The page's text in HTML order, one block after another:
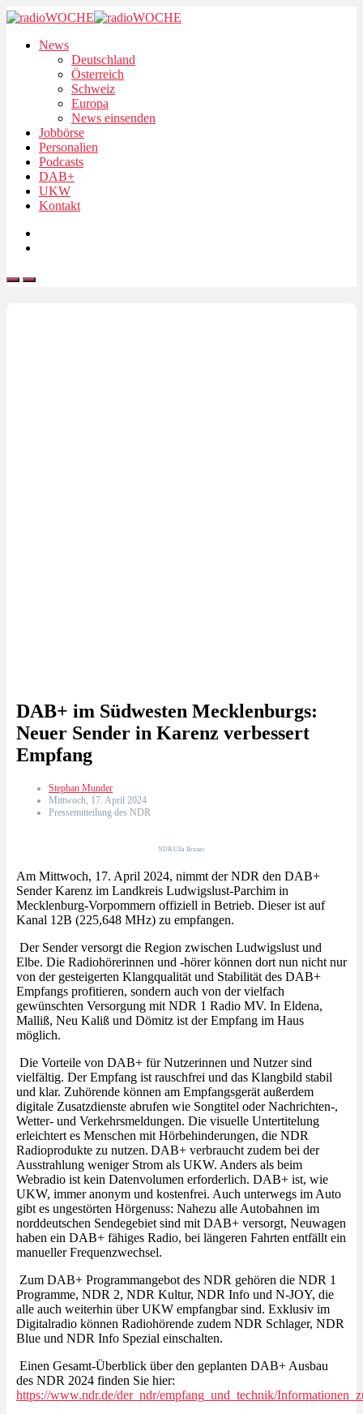
News
Deutschland
Österreich
Schweiz
Europa
News einsenden
Jobbörse
Personalien
Podcasts
DAB+
UKW
Kontakt
DAB+ im Südwesten Mecklenburgs:
Neuer Sender in Karenz verbessert
Empfang
Stephan Munder
Mittwoch, 17. April 2024
Pressemitteilung des NDR
NDR/Ulla Brauer
Am Mittwoch, 17. April 2024, nimmt der NDR den DAB+
Sender Karenz im Landkreis Ludwigslust-Parchim in
Mecklenburg-Vorpommern offiziell in Betrieb. Dieser ist auf
Kanal 12B (225,648 MHz) zu empfangen.
Der Sender versorgt die Region zwischen Ludwigslust und
Elbe. Die Radiohörerinnen und -hörer können dort nun nicht nur
von der gesteigerten Klangqualität und Stabilität des DAB+
Empfangs profitieren, sondern auch von der vielfach
gewünschten Versorgung mit NDR 1 Radio MV. In Eldena,
Malliß, Neu Kaliß und Dömitz ist der Empfang im Haus
möglich.
Die Vorteile von DAB+ für Nutzerinnen und Nutzer sind
vielfältig. Der Empfang ist rauschfrei und das Klangbild stabil
und klar. Zuhörende können am Empfangsgerät außerdem
digitale Zusatzdienste abrufen wie Songtitel oder Nachrichten-,
Wetter- und Verkehrsmeldungen. Die visuelle Untertitelung
erleichtert es Menschen mit Hörbehinderungen, die NDR
Radioprodukte zu nutzen. DAB+ verbraucht zudem bei der
Ausstrahlung weniger Strom als UKW. Anders als beim
Webradio ist kein Datenvolumen erforderlich. DAB+ ist, wie
UKW, immer anonym und kostenfrei. Auch unterwegs im Auto
gibt es ungestörten Hörgenuss: Nahezu alle Autobahnen im
norddeutschen Sendegebiet sind mit DAB+ versorgt, Neuwagen
haben ein DAB+ fähiges Radio, bei längeren Fahrten entfällt ein
manueller Frequenzwechsel.
Zum DAB+ Programmangebot des NDR gehören die NDR 1
Programme, NDR 2, NDR Kultur, NDR Info und N-JOY, die
alle auch weiterhin über UKW empfangbar sind. Exklusiv im
Digitalradio können Radiohörende zudem NDR Schlager, NDR
Blue und NDR Info Spezial einschalten.
Einen Gesamt-Überblick über den geplanten DAB+ Ausbau
des NDR 2024 finden Sie hier:
https://www.ndr.de/der_ndr/empfang_und_technik/